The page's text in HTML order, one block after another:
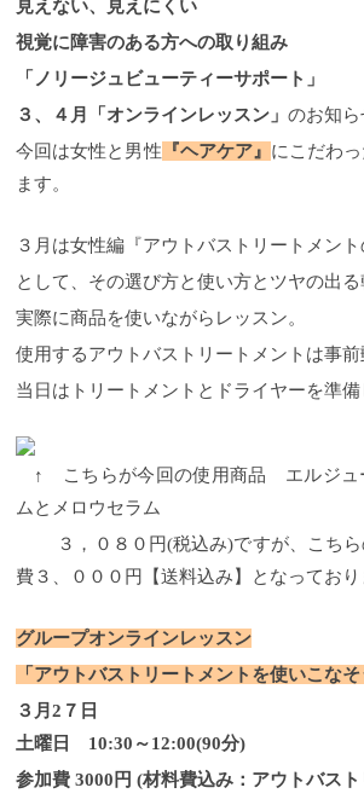
見えない、見えにくい
視覚に障害のある方への取り組み
「ノリージュビューティーサポート」
３、４月「オンラインレッスン」 のお知ら
今回は女性と男性 『ヘアケア』 にこだわ
ます。
３月は女性編『アウトバストリートメント
として、その選び方と使い方とツヤの出
実際に商品を使いながらレッスン。
使用するアウトバストリートメントは事前
当日はトリートメントとドライヤーを準備
↑ こちらが今回の使用商品 エルジュ
ムとメロウセラム
３，０８０円(税込み)ですが、こちら
費３、０００円【送料込み】となっており
グループオンラインレッスン
「アウトバストリートメントを使いこなそ
３月2７日
土曜日 10:30～12:00(90分)
参加費 3000円 (材料費込み：アウトバスト